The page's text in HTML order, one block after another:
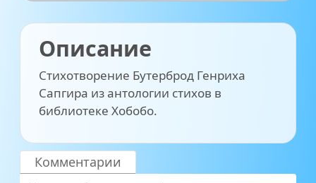
Описание
Стихотворение Бутерброд Генриха
Сапгира из антологии стихов в
библиотеке Хобобо.
Комментарии